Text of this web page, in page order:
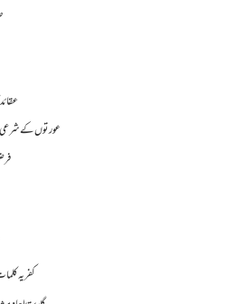
عورتوں کے
کفریہ